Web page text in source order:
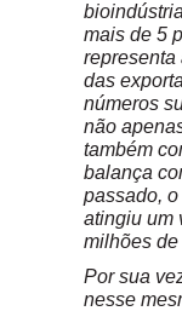
mais de 5
representa
das
números
não
também
balança
passado,
atingiu um
milhões de
Por sua
nesse